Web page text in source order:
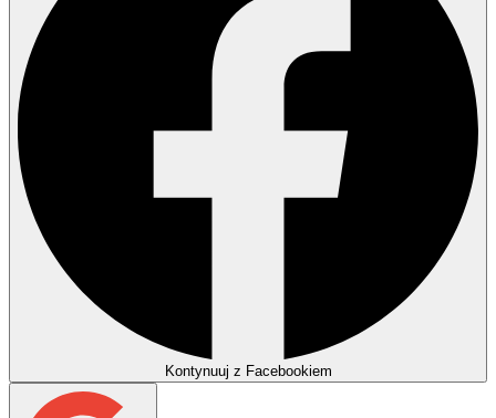
Kontynuuj z Facebookiem